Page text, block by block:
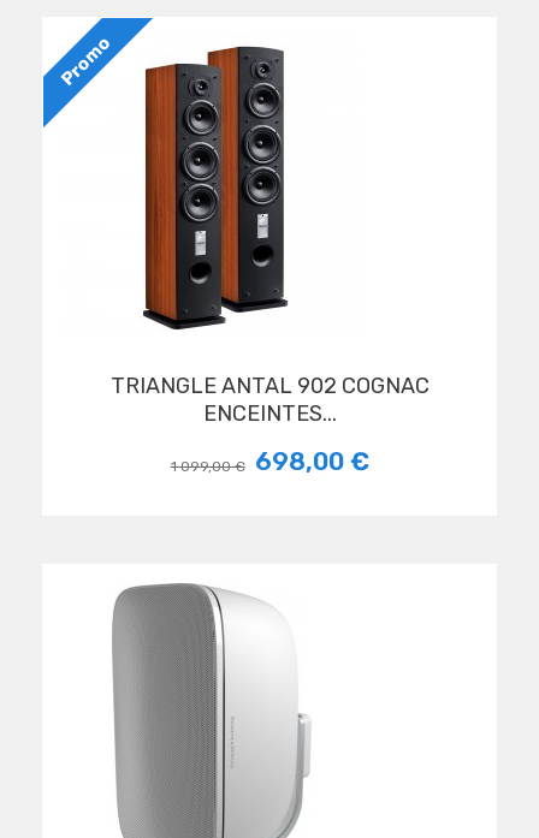
Promo
TRIANGLE ANTAL 902 COGNAC
ENCEINTES...
1 099,00 € 698,00 €